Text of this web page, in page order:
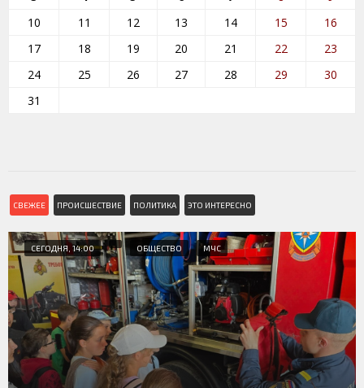
10
11 12 13 14 15
16
17
18 19 20 21 22
23
24
25 26 27 28 29
30
31
СВЕЖЕЕ ПРОИСШЕСТВИЕ ПОЛИТИКА ЭТО ИНТЕРЕСНО
СЕГОДНЯ, 14:00 ОБЩЕСТВО МЧС